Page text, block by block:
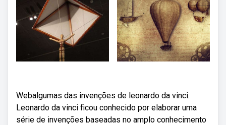
Webalgumas das invenções de leonardo da vinci.
Leonardo da vinci ficou conhecido por elaborar uma
série de invenções baseadas no amplo conhecimento